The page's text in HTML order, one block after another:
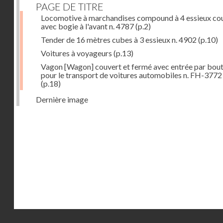
PAGE DE TITRE
Locomotive à marchandises compound à 4 essieux
avec bogie à l'avant n. 4787(p.2)
Tender de 16 mètres cubes à 3 essieux n. 4902 (p.10)
Voitures à voyageurs (p.13)
Vagon [Wagon] couvert et fermé avec entrée par
pour le transport de voitures automobiles n. FH-3772
(p.18)
Dernière image